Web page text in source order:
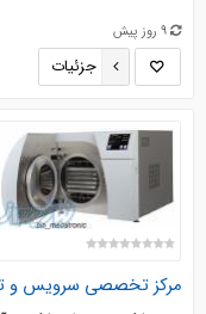
9 روز پیش
جزئیات
مرکز تخصصی سرویس و